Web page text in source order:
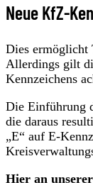
Neue KfZ-
Dies ermöglicht
Allerdings gilt
Kennzeichens
Die Einführung
die daraus
„E“ auf E-
Hier an